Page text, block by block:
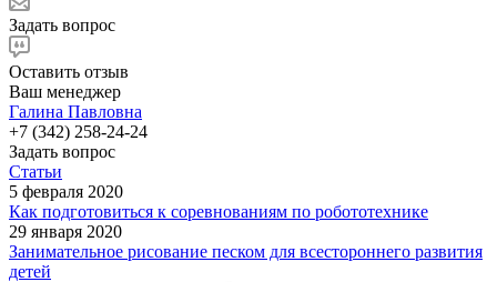
Задать вопрос
Оставить отзыв
Ваш менеджер
Галина Павловна
+7 (342) 258-24-24
Задать вопрос
Статьи
5 февраля 2020
Как подготовиться к соревнованиям по робототехнике
29 января 2020
Занимательное рисование песком для всестороннего развития
детей